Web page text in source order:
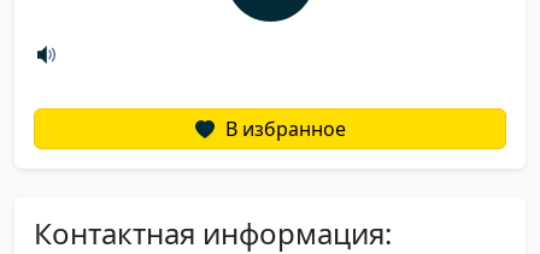
В избранное
Контактная информация: